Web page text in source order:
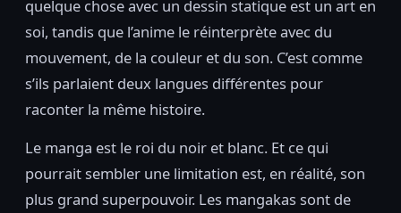
quelque chose avec un dessin statique est un art en
soi, tandis que l’anime le réinterprète avec du
mouvement, de la couleur et du son. C’est comme
s’ils parlaient deux langues différentes pour
raconter la même histoire.
Le manga est le roi du noir et blanc. Et ce qui
pourrait sembler une limitation est, en réalité, son
plus grand superpouvoir. Les mangakas sont de